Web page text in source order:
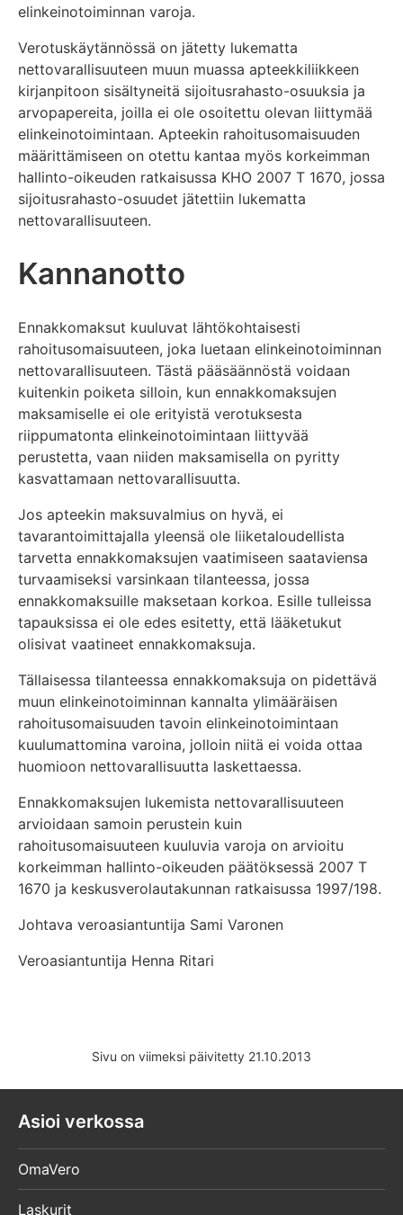
elinkeinotoiminnan varoja.
Verotuskäytännössä on jätetty lukematta
nettovarallisuuteen muun muassa apteekkiliikkeen
kirjanpitoon sisältyneitä sijoitusrahasto-osuuksia ja
arvopapereita, joilla ei ole osoitettu olevan liittymää
elinkeinotoimintaan. Apteekin rahoitusomaisuuden
määrittämiseen on otettu kantaa myös korkeimman
hallinto-oikeuden ratkaisussa KHO 2007 T 1670, jossa
sijoitusrahasto-osuudet jätettiin lukematta
nettovarallisuuteen.
Kannanotto
Ennakkomaksut kuuluvat lähtökohtaisesti
rahoitusomaisuuteen, joka luetaan elinkeinotoiminnan
nettovarallisuuteen. Tästä pääsäännöstä voidaan
kuitenkin poiketa silloin, kun ennakkomaksujen
maksamiselle ei ole erityistä verotuksesta
riippumatonta elinkeinotoimintaan liittyvää
perustetta, vaan niiden maksamisella on pyritty
kasvattamaan nettovarallisuutta.
Jos apteekin maksuvalmius on hyvä, ei
tavarantoimittajalla yleensä ole liiketaloudellista
tarvetta ennakkomaksujen vaatimiseen saataviensa
turvaamiseksi varsinkaan tilanteessa, jossa
ennakkomaksuille maksetaan korkoa. Esille tulleissa
tapauksissa ei ole edes esitetty, että lääketukut
olisivat vaatineet ennakkomaksuja.
Tällaisessa tilanteessa ennakkomaksuja on pidettävä
muun elinkeinotoiminnan kannalta ylimääräisen
rahoitusomaisuuden tavoin elinkeinotoimintaan
kuulumattomina varoina, jolloin niitä ei voida ottaa
huomioon nettovarallisuutta laskettaessa.
Ennakkomaksujen lukemista nettovarallisuuteen
arvioidaan samoin perustein kuin
rahoitusomaisuuteen kuuluvia varoja on arvioitu
korkeimman hallinto-oikeuden päätöksessä 2007 T
1670 ja keskusverolautakunnan ratkaisussa 1997/198.
Johtava veroasiantuntija Sami Varonen
Veroasiantuntija Henna Ritari
Sivu on viimeksi päivitetty 21.10.2013
Asioi verkossa
OmaVero
Laskurit